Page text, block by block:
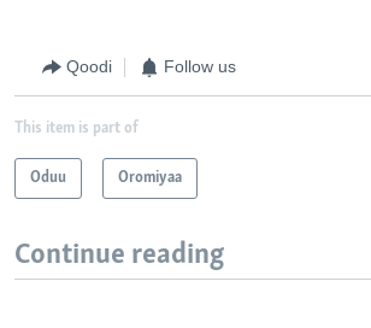
Qoodi Follow us
This item is part of
Oduu Oromiyaa
Continue reading